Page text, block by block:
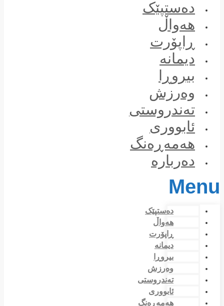
دەستپێک
هەواڵ
ڕاپۆرت
دیمانە
بیروڕا
وەرزش
تەندروستی
ئابووری
هەمەڕەنگ
دەربارە
Menu
دەستپێک
هەواڵ
ڕاپۆرت
دیمانە
بیروڕا
وەرزش
تەندروستی
ئابووری
هەمەڕەنگ